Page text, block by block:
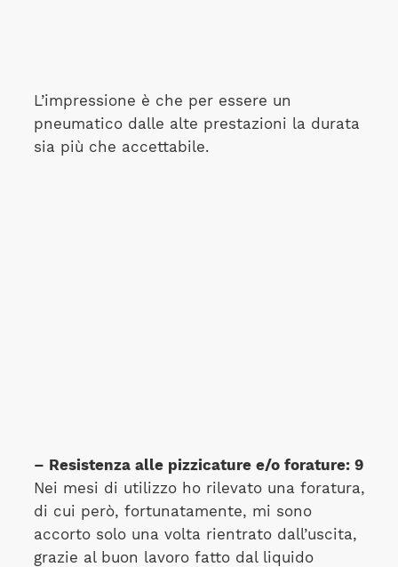
L’impressione è che per essere un
pneumatico dalle alte prestazioni la durata
sia più che accettabile.
– Resistenza alle pizzicature e/o forature: 9
Nei mesi di utilizzo ho rilevato una foratura,
di cui però, fortunatamente, mi sono
accorto solo una volta rientrato dall’uscita,
grazie al buon lavoro fatto dal liquido